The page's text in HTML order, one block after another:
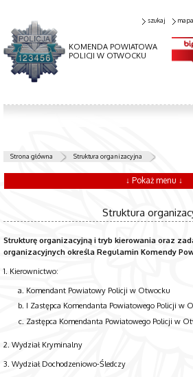
KOMENDA POWIATOWA
POLICJI W OTWOCKU
szukaj
Strona główna Struktura organizacyjna
↓ Pokaż menu ↓
Struktura
Strukturę organizacyjną i tryb kierowania oraz
organizacyjnych określa Regulamin Komendy
1. Kierownictwo:
Komendant Powiatowy Policji w Otwocku
I Zastępca Komendanta Powiatowego Policji w
Zastępca Komendanta Powiatowego Policji w
2. Wydział Kryminalny
3. Wydział Dochodzeniowo-Śledczy